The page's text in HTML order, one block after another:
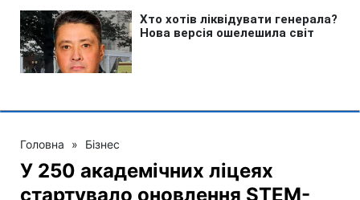
Головна » Бізнес
У 250 академічних ліцеях
стартувало оновлення STEM-